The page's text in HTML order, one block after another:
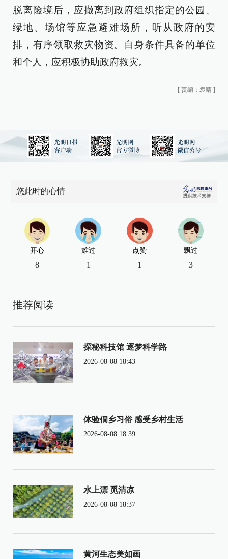
脱离险境后，应撤离到政府组织指定的公园、
绿地、场馆等应急避难场所，听从政府的安
排，有序领取救灾物资。自身条件具备的单位
和个人，应积极协助政府救灾。
[ 责编：袁晴 ]
您此时的心情
开心
8
难过
1
点赞
1
飘过
3
推荐阅读
探秘科技馆 逐梦科学路
2026-08-08 18:43
体验侗乡习俗 感受乡村生活
2026-08-08 18:39
水上漂 觅清凉
2026-08-08 18:37
黄河生态美如画